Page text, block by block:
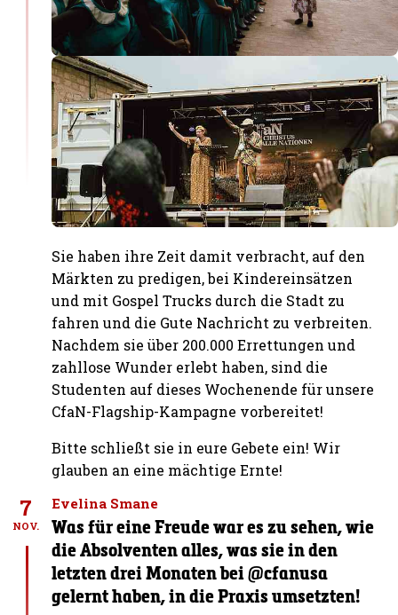
Sie haben ihre Zeit damit verbracht, auf den
Märkten zu predigen, bei Kindereinsätzen
und mit Gospel Trucks durch die Stadt zu
fahren und die Gute Nachricht zu verbreiten.
Nachdem sie über 200.000 Errettungen und
zahllose Wunder erlebt haben, sind die
Studenten auf dieses Wochenende für unsere
CfaN-Flagship-Kampagne vorbereitet!
Bitte schließt sie in eure Gebete ein! Wir
glauben an eine mächtige Ernte!
7
NOV.
Evelina Smane
Was für eine Freude war es zu sehen, wie
die Absolventen alles, was sie in den
letzten drei Monaten bei @cfanusa
gelernt haben, in die Praxis umsetzten!